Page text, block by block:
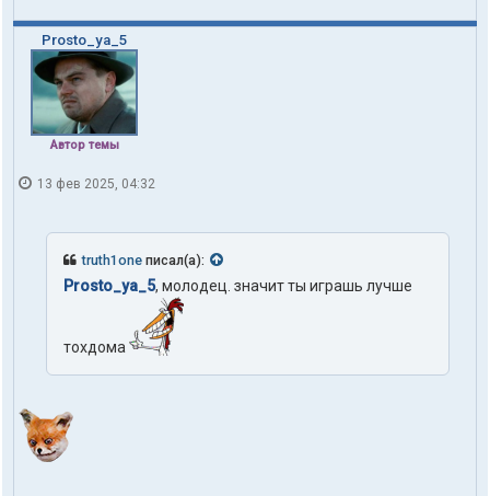
Prosto_ya_5
Автор темы
13 фев 2025, 04:32
truth1one писал(а):
Prosto_ya_5, молодец. значит ты играшь лучше
тохдома